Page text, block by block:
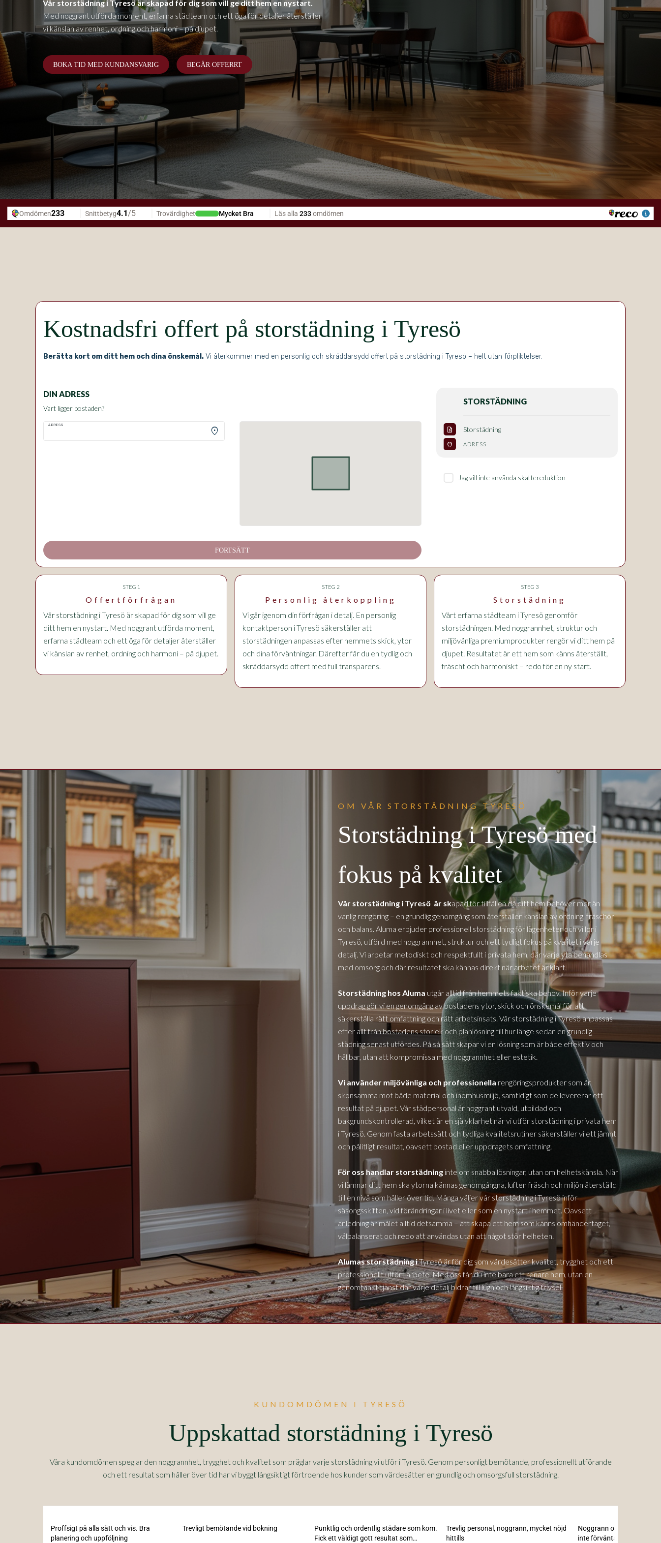
Vår storstädning i Tyresöär skapad för dig som vill ge ditt hem en nystart.
Med noggrant utförda moment, erfarna städteam och ett öga för detaljer återställer
vi känslan av renhet, ordning och harmoni – på djupet.
BOKA TID MED KUNDANSVARIG BEGÄR OFFERRT
Kostnadsfri offert på storstädning i Tyresö
Berätta kort om ditt hem och dina önskemål. Vi återkommer med en personlig och skräddarsydd offert på storstädning i Tyresö – helt utan förpliktelser.
DIN ADRESS
Vart ligger bostaden?
ADRESS
location_on
FORTSÄTT
STORSTÄDNING
request_quote Storstädning
location_on ADRESS
Jag vill inte använda skattereduktion
STEG 1
Offertförfrågan
Vår storstädning i Tyresö är skapad för dig som vill ge
ditt hem en nystart. Med noggrant utförda moment,
erfarna städteam och ett öga för detaljer återställer
vi känslan av renhet, ordning och harmoni – på djupet.
STEG 2
Personlig återkoppling
Vi går igenom din förfrågan i detalj. En personlig
kontaktperson i Tyresö säkerställer att
storstädningen anpassas efter hemmets skick, ytor
och dina förväntningar. Därefter får du en tydlig och
skräddarsydd offert med full transparens.
STEG 3
Storstädning
Vårt erfarna städteam i Tyresö genomför
storstädningen. Med noggrannhet, struktur och
miljövänliga premiumprodukter rengör vi ditt hem på
djupet. Resultatet är ett hem som känns återställt,
fräscht och harmoniskt – redo för en ny start.
OM VÅR STORSTÄDNING TYRESÖ
Storstädning i Tyresö med
fokus på kvalitet
Vår storstädning i Tyresö är skapad för tillfällen då ditt hem behöver mer än
vanlig rengöring – en grundlig genomgång som återställer känslan av ordning, fräschör
och balans. Aluma erbjuder professionell storstädning för lägenheter och villor i
Tyresö , utförd med noggrannhet, struktur och ett tydligt fokus på kvalitet i varje
detalj. Vi arbetar metodiskt och respektfullt i privata hem, där varje yta behandlas
med omsorg och där resultatet ska kännas direkt när arbetet är klart.
Storstädning hos Aluma utgår alltid från hemmets faktiska behov. Inför varje
uppdrag gör vi en genomgång av bostadens ytor, skick och önskemål för att
säkerställa rätt omfattning och rätt arbetsinsats. Vår storstädning iTyresöanpassas
efter allt från bostadens storlek och planlösning till hur länge sedan en grundlig
städning senast utfördes. På så sätt skapar vi en lösning som är både effektiv och
hållbar, utan att kompromissa med noggrannhet eller estetik.
Vi använder miljövänliga och professionella rengöringsprodukter som är
skonsamma mot både material och inomhusmiljö, samtidigt som de levererar ett
resultat på djupet. Vår städpersonal är noggrant utvald, utbildad och
bakgrundskontrollerad, vilket är en självklarhet när vi utför storstädning i privata hem
iTyresö . Genom fasta arbetssätt och tydliga kvalitetsrutiner säkerställer vi ett jämnt
och pålitligt resultat, oavsett bostad eller uppdragets omfattning.
För oss handlar storstädning inte om snabba lösningar, utan om helhetskänsla. När
vi lämnar ditt hem ska ytorna kännas genomgångna, luften fräsch och miljön återställd
till en nivå som håller över tid. Många väljer vår storstädning iTyresöinför
säsongsskiften, vid förändringar i livet eller som en nystart i hemmet. Oavsett
anledning är målet alltid detsamma – att skapa ett hem som känns omhändertaget,
välbalanserat och redo att användas utan att något stör helheten.
Alumas storstädning iTyresöär för dig som värdesätter kvalitet, trygghet och ett
professionellt utfört arbete. Med oss får du inte bara ett renare hem, utan en
genomtänkt tjänst där varje detalj bidrar till lugn och långsiktig trivsel.
KUNDOMDÖMEN I TYRESÖ
Uppskattad storstädning i Tyresö
Våra kundomdömen speglar den noggrannhet, trygghet och kvalitet som präglar varje storstädning vi utför iTyresö . Genom personligt bemötande, professionellt utförande
och ett resultat som håller över tid har vi byggt långsiktigt förtroende hos kunder som värdesätter en grundlig och omsorgsfull storstädning.